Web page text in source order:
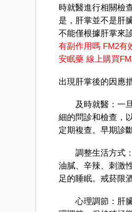
時就醫進行相關檢
是，肝掌並不是肝
不能僅根據肝掌來
有副作用嗎 FM2有
安眠藥 線上購買
出現肝掌後的因應
及時就醫：一旦
細的問診和檢查，
定期複查。早期診
調整生活方式：
油膩、辛辣、刺激
足的睡眠。戒菸限
心理調節：肝臟